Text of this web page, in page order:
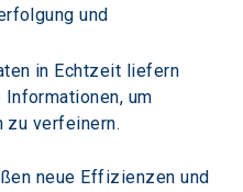
und
in Echtzeit liefern
um
zu verfeinern.
neue Effizienzen und